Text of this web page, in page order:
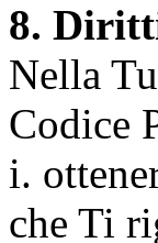
8.
Nella
Codice
i.
che Ti